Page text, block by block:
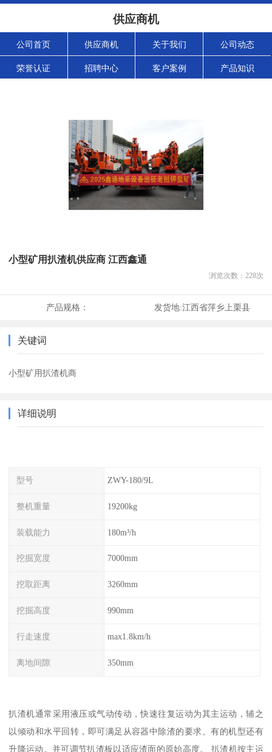
供应商机
公司首页 供应商机 关于我们 公司动态
荣誉认证 招聘中心 客户案例 产品知识
小型矿用扒渣机供应商 江西鑫通
浏览次数： 228次
产品规格： 发货地:江西省萍乡上栗县
关键词
小型矿用扒渣机商
详细说明
型号 ZWY-180/9L
整机重量 19200kg
装载能力 180m³/h
挖掘宽度 7000mm
挖取距离 3260mm
挖掘高度 990mm
行走速度 max1.8km/h
离地间隙 350mm
扒渣机通常采用液压或气动传动，快速往复运动为其主运动，辅之
以倾动和水平回转，即可满足从容器中除渣的要求。有的机型还有
升降运动。并可调节扒渣板以适应渣面的原始高度。 扒渣机按主运